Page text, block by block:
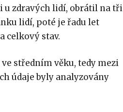
u zdravých lidí, obrátil na tři
lidí, poté je řadu let
celkový stav.
středním věku, tedy mezi
údaje byly analyzovány